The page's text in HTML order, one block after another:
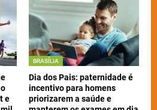
e
BRASÍLIA
Dia dos Pais: paternidade é
incentivo para homens
priorizarem a saúde e